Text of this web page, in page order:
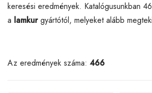
keresési eredmények. Katalógusunkban
a lamkurgyártótól, melyeket alább
Az eredmények száma: 466